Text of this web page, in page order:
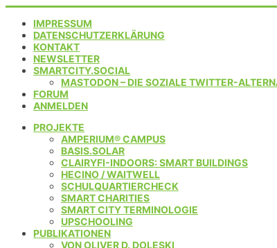
IMPRESSUM
DATENSCHUTZERKLÄRUNG
KONTAKT
NEWSLETTER
SMARTCITY.SOCIAL
MASTODON – DIE SOZIALE TWITTER-
FORUM
ANMELDEN
PROJEKTE
AMPERIUM® CAMPUS
BASIS.SOLAR
CLAIRYFI-INDOORS: SMART BUILDINGS
HECINO / WAITWELL
SCHULQUARTIERCHECK
SMART CHARITIES
SMART CITY TERMINOLOGIE
UPSCHOOLING
PUBLIKATIONEN
VON OLIVER D. DOLESKI